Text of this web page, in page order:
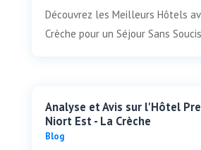
Découvrez les Meilleurs Hôtels
Crèche pour un Séjour Sans
Analyse et Avis sur l'Hôtel
Niort Est - La Crèche
Blog